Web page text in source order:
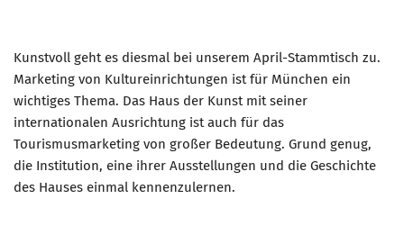
Kunstvoll geht es diesmal bei unserem April-Stammtisch zu.
Marketing von Kultureinrichtungen ist für München ein
wichtiges Thema. Das Haus der Kunst mit seiner
internationalen Ausrichtung ist auch für das
Tourismusmarketing von großer Bedeutung. Grund genug,
die Institution, eine ihrer Ausstellungen und die Geschichte
des Hauses einmal kennenzulernen.